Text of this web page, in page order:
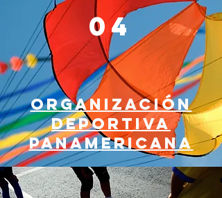
04
ORGANIZACIÓN
DEPORTIVA
PANAMERICANA